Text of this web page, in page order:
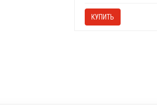
КУПИТЬ